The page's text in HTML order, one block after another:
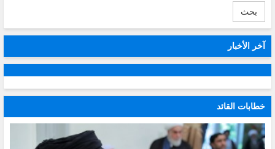
بحث
آخر الأخبار
خطابات القائد